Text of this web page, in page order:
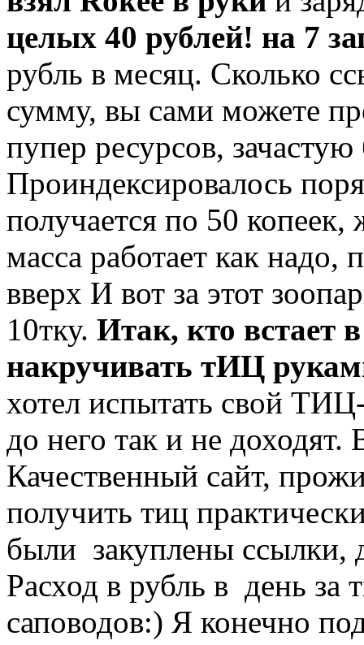
целых 40 рублей! на 7
рубль в месяц. Сколько
сумму, вы сами можете
пупер ресурсов,
Проиндексировалось
получается по 50
масса работает как
вверх И вот за этот
10тку. Итак, кто встает
накручивать тИЦ
хотел испытать свой
до него так и не
Качественный сайт,
получить тиц
были закуплены ссылки,
Расход в рубль в день за
саповодов:) Я конечно